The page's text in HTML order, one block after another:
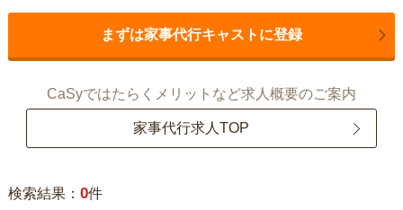
まずは家事代行キャストに登録
CaSyではたらくメリットなど求人概要のご案内
家事代行求人TOP
検索結果： 0件